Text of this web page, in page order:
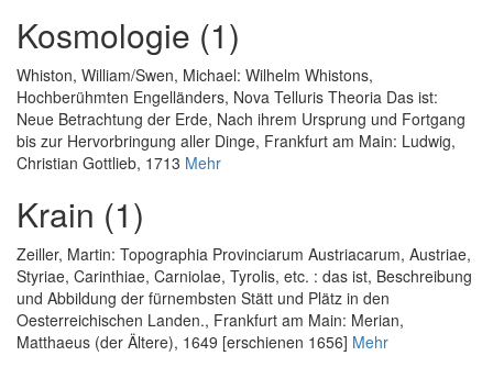
Kosmologie (1)
Whiston, William/Swen, Michael: Wilhelm Whistons,
Hochberühmten Engelländers, Nova Telluris Theoria Das ist:
Neue Betrachtung der Erde, Nach ihrem Ursprung und Fortgang
bis zur Hervorbringung aller Dinge, Frankfurt am Main: Ludwig,
Christian Gottlieb, 1713 Mehr
Krain (1)
Zeiller, Martin: Topographia Provinciarum Austriacarum, Austriae,
Styriae, Carinthiae, Carniolae, Tyrolis, etc. : das ist, Beschreibung
und Abbildung der fürnembsten Stätt und Plätz in den
Oesterreichischen Landen., Frankfurt am Main: Merian,
Matthaeus (der Ältere), 1649 [erschienen 1656] Mehr